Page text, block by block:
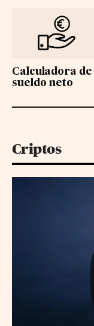
Calculadora de
sueldo neto
Criptos